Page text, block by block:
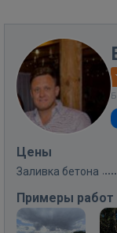
Цены
Заливка бетона
Примеры работ